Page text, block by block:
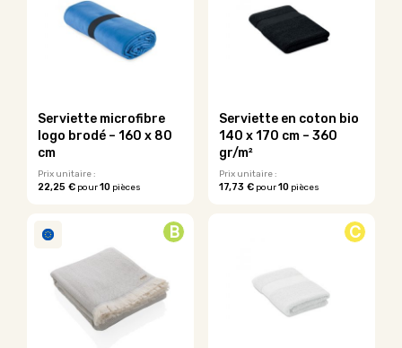
variations.
sur
la
page
produit
Serviette microfibre
logo brodé – 160 x 80
cm
Prix unitaire :
22,25 € pour10 pièces
a
variations.
Les
options
peuvent
Serviette en coton bio
140 x 170 cm – 360
gr/m²
Prix unitaire :
17,73 €pour10pièces
B C